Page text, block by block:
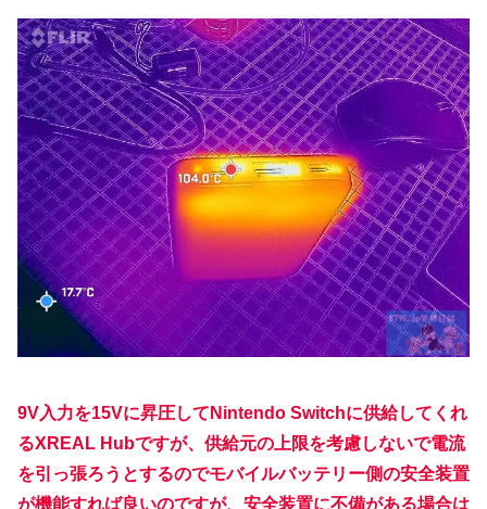
9V入力を15Vに昇圧してNintendo Switchに供給してくれ
るXREAL Hubですが、供給元の上限を考慮しないで電流
を引っ張ろうとするのでモバイルバッテリー側の安全装置
が機能すれば良いのですが、安全装置に不備がある場合は